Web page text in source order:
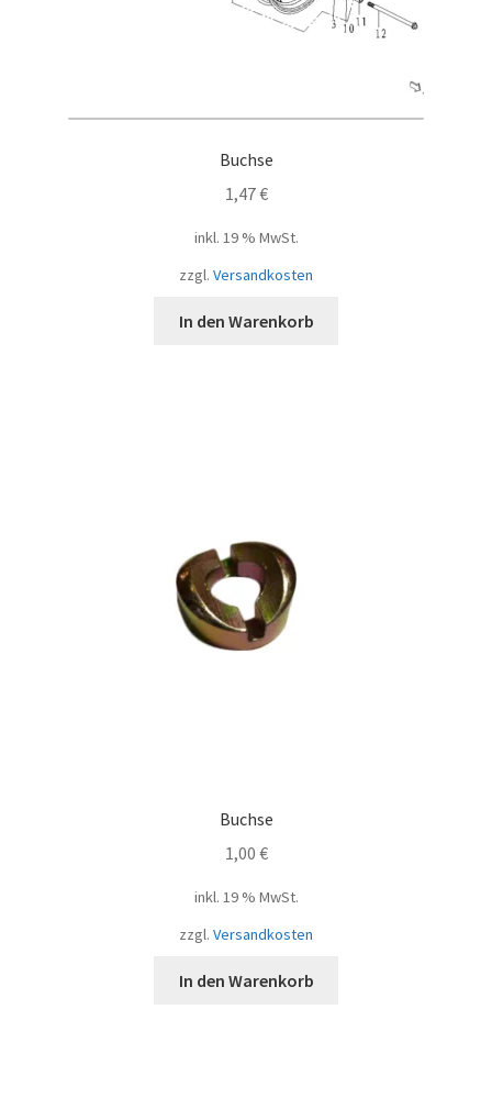
Buchse
1,47€
inkl. 19 % MwSt.
zzgl. Versandkosten
In den Warenkorb
Buchse
1,00 €
inkl. 19 % MwSt.
zzgl. Versandkosten
In den Warenkorb